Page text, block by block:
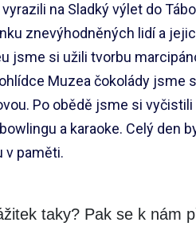
na Sladký výlet do
znevýhodněných lidí a
jsme si užili tvorbu
Muzea čokolády jsme
Po obědě jsme si
a karaoke. Celý den
v paměti.
taky? Pak se k nám